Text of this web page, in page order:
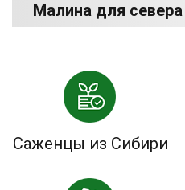
Малина для
Саженцы из Сибири